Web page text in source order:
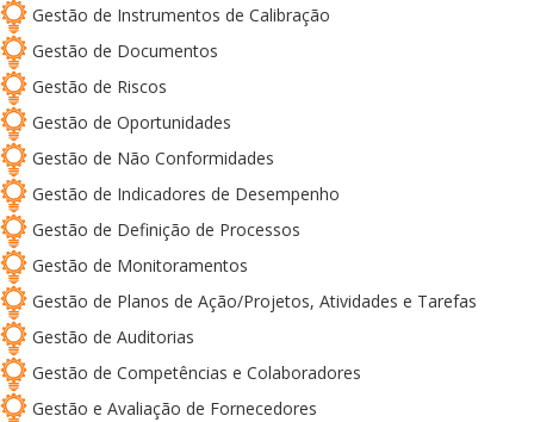
Gestão de Instrumentos de Calibração
Gestão de Documentos
Gestão de Riscos
Gestão de Oportunidades
Gestão de Não Conformidades
Gestão de Indicadores de Desempenho
Gestão de Definição de Processos
Gestão de Monitoramentos
Gestão de Planos de Ação/Projetos, Atividades e Tarefas
Gestão de Auditorias
Gestão de Competências e Colaboradores
Gestão e Avaliação de Fornecedores